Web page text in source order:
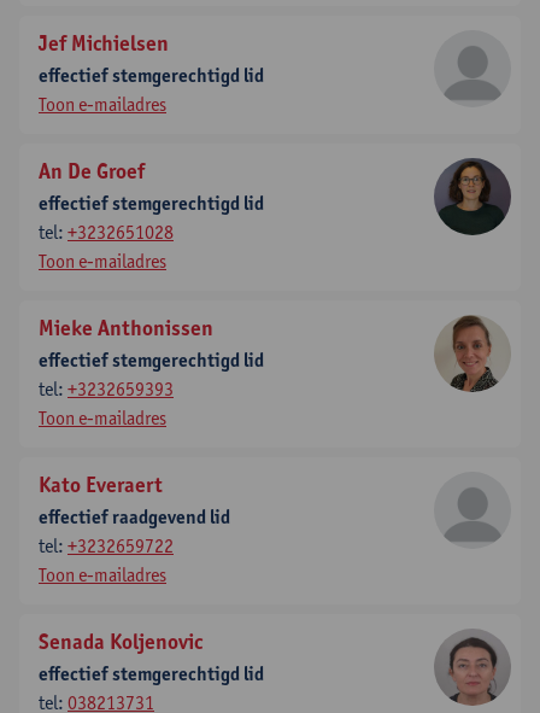
Jef Michielsen
effectief stemgerechtigd lid
Toon e-mailadres
An De Groef
effectief stemgerechtigd lid
tel: +3232651028
Toon e-mailadres
Mieke Anthonissen
effectief stemgerechtigd lid
tel: +3232659393
Toon e-mailadres
Kato Everaert
effectief raadgevend lid
tel: +3232659722
Toon e-mailadres
Senada Koljenovic
effectief stemgerechtigd lid
tel: 038213731